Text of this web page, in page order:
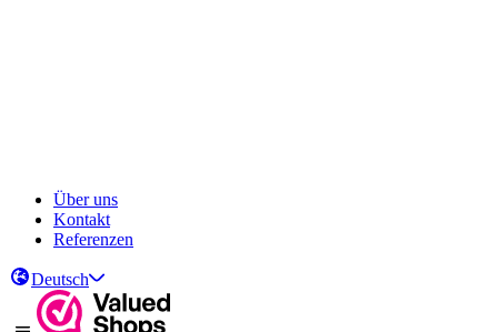
Über uns
Kontakt
Referenzen
Deutsch